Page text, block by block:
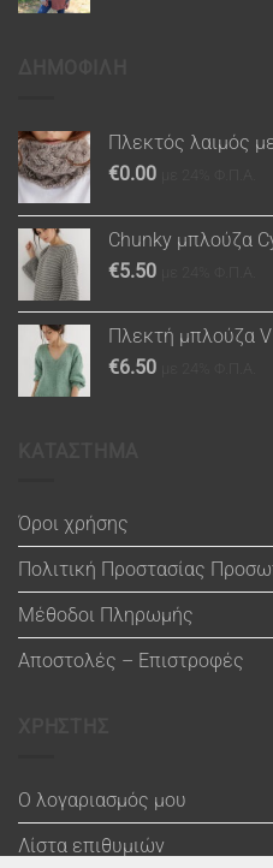
Πλεκτός λαιμός
€0.00
Chunky μπλούζα
€5.50
Πλεκτή μπλούζα V
€6.50
Όροι χρήσης
Πολιτική Προστασίας
Μέθοδοι Πληρωμής
Αποστολές – Επιστροφές
Ο λογαριασμός μου
Λίστα επιθυμιών